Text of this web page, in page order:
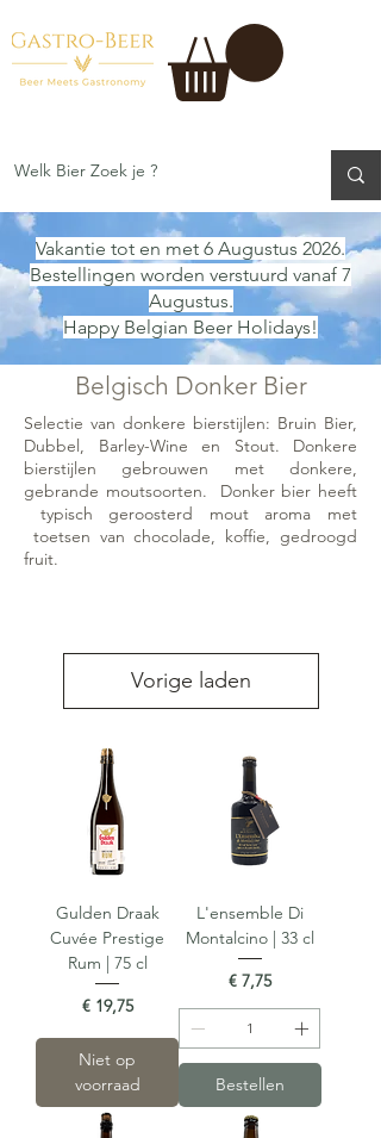
Vakantie tot en met 6 Augustus 2026.
Bestellingen worden verstuurd vanaf 7
Augustus.
Happy Belgian Beer Holidays!
Belgisch Donker Bier
Selectie van donkere bierstijlen: Bruin Bier,
Dubbel, Barley-Wine en Stout. Donkere
bierstijlen gebrouwen met donkere,
gebrande moutsoorten. Donker bier heeft
typisch geroosterd mout aroma met
toetsen van chocolade, koffie, gedroogd
fruit.
Vorige laden
Gulden Draak
Cuvée Prestige
Rum | 75 cl
Prijs
€ 19,75
Niet op
voorraad
L'ensemble Di
Montalcino | 33 cl
Prijs
€ 7,75
Bestellen